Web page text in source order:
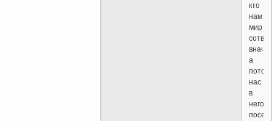
кто
нам
мир
а
потом
нас
в
него